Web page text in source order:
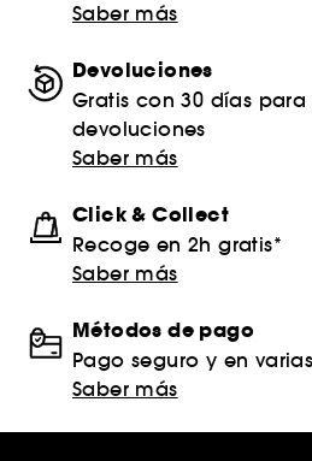
Saber más
Devoluciones
Gratis con 30 días
devoluciones
Saber más
Click & Collect
Recoge en 2h gratis*
Saber más
Métodos de pago
Pago seguro y en
Saber más